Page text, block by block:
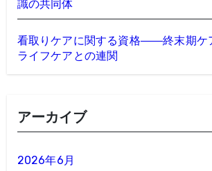
識の共同体
看取りケアに関する資格――終末期ケ
ライフケアとの連関
アーカイブ
2026年6月